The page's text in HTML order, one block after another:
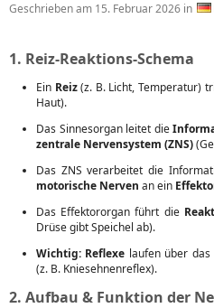
Geschrieben am 15. Februar 2026 in
1. Reiz-Reaktions-Schema
Ein Reiz(z. B. Licht, Temperatur)
Haut).
Das Sinnesorgan leitet die
zentrale Nervensystem (ZNS)
Das ZNS verarbeitet die
motorische Nerven an ein
Das Effektororgan führt die
Drüse gibt Speichel ab).
Wichtig: Reflexe laufen über
(z. B. Kniesehnenreflex).
2. Aufbau & Funktion der